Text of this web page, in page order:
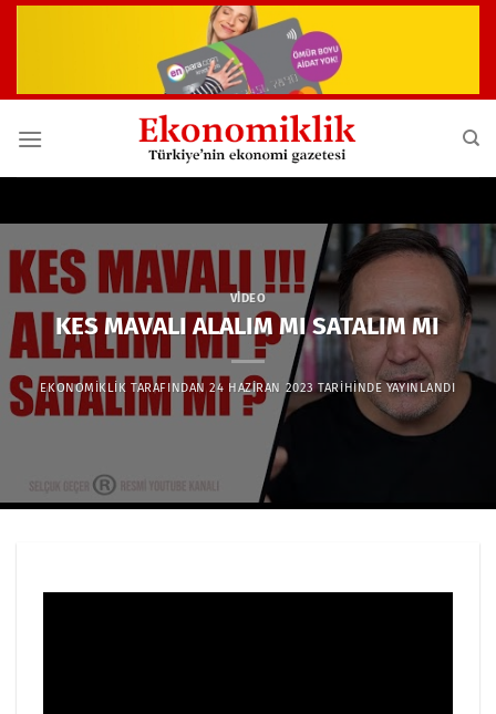
VIDEO
KES MAVALI ALALIM MI SATALIM MI
EKONOMIKLIK TARAFINDAN 24 HAZIRAN 2023TARIHINDE YAYINLANDI